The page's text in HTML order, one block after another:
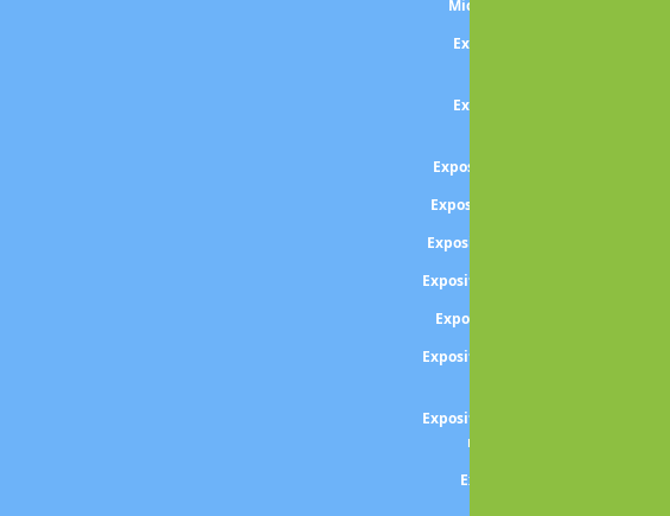
Michel et SCHIELE Egon
Exposition BASQUIAT -
Exposition BASQUIAT -
Exposition BAZILLE Frédéric
Exposition Giovanni BELLINI
Exposition Sarah BERNHARDT
Exposition Anna-Eva BERGMAN
Exposition BESNARD Albert
Exposition BOILLY -Chroniques
Exposition Denise BELLON - un
regard vagabond -
Exposition Christian